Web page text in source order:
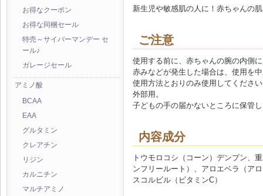
お得なクーポン
お得な同梱セール
特売～サイバーマンデー セ
ール♪
ガレージセール
アミノ酸
BCAA
EAA
グルタミン
クレアチン
リジン
カルニチン
マルチアミノ
新生児や敏感肌の人に！赤ちゃんの
ご注意
使用する前に、赤ちゃんの腕の内側
赤みなどが発生した場合は、使用を
使用方法とおりのみ使用してくださ
外部用。
子どもの手の届かないところに保管
内容成分
トウモロコシ（コーン）デンプン、
ンフリールート）、アロエベラ（ア
スコルビル（ビタミンC）